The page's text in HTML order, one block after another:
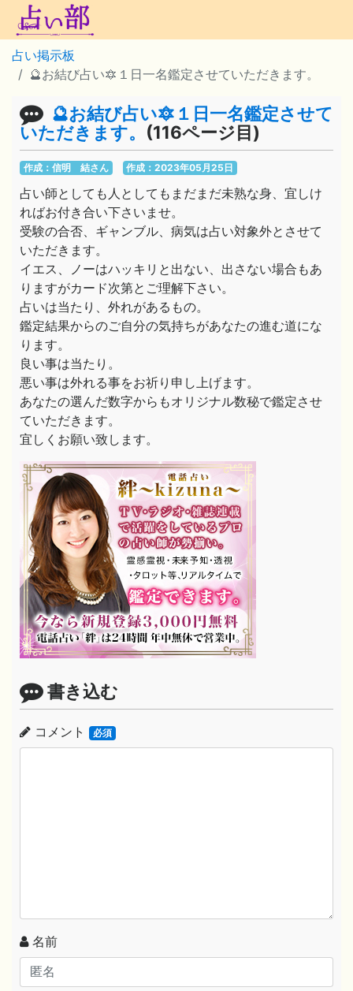
占い掲示板
🔮お結び占い🔯１日一名鑑定させていただきます。
🔮お結び占い🔯１日一名鑑定させて
いただきます。 (116ページ目)
作成：信明 結さん 作成：2023年05月25日
占い師としても人としてもまだまだ未熟な身、宜しけ
ればお付き合い下さいませ。
受験の合否、ギャンブル、病気は占い対象外とさせて
いただきます。
イエス、ノーはハッキリと出ない、出さない場合もあ
りますがカード次第とご理解下さい。
占いは当たり、外れがあるもの。
鑑定結果からのご自分の気持ちがあなたの進む道にな
ります。
良い事は当たり。
悪い事は外れる事をお祈り申し上げます。
あなたの選んだ数字からもオリジナル数秘で鑑定させ
ていただきます。
宜しくお願い致します。
書き込む
コメント 必須
名前